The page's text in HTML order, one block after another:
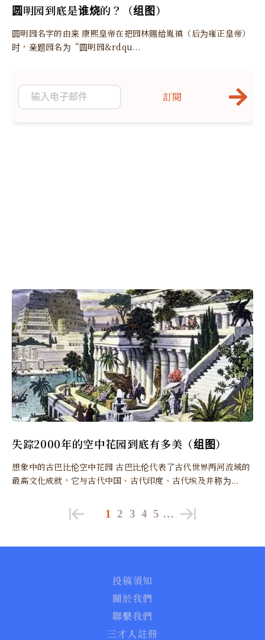
圆明园到底是谁烧的？（组图）
圆明园名字的由来 康熙皇帝在把园林赐给胤禛（后为雍正皇帝）
时，亲题园名为“圆明园&rdqu...
失踪2000年的空中花园到底有多美（组图）
想象中的古巴比伦空中花园 古巴比伦代表了古代世界两河流域的
最高文化成就，它与古代中国、古代印度、古代埃及并称为...
訂閱
1 2 3 4 5 …
投稿須知
關於我們
聯繫我們
三才人註冊